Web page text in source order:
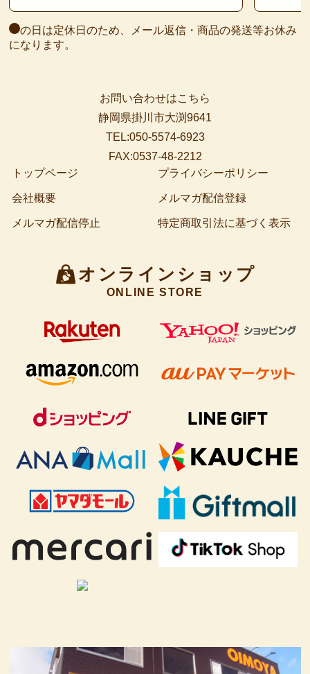
の日は定休日のため、メール返信・商品の発送等お休み
になります。
お問い合わせはこちら
静岡県掛川市大渕9641
TEL:050-5574-6923
FAX:0537-48-2212
トップページ
プライバシーポリシー
会社概要 メルマガ配信登録
メルマガ配信停止 特定商取引法に基づく表示
オンラインショップ
ONLINE STORE